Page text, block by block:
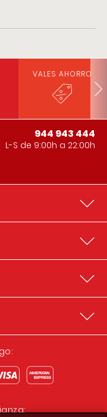
VALES AHORRO
944 943 444
L-S de 9:00h a 22:00h